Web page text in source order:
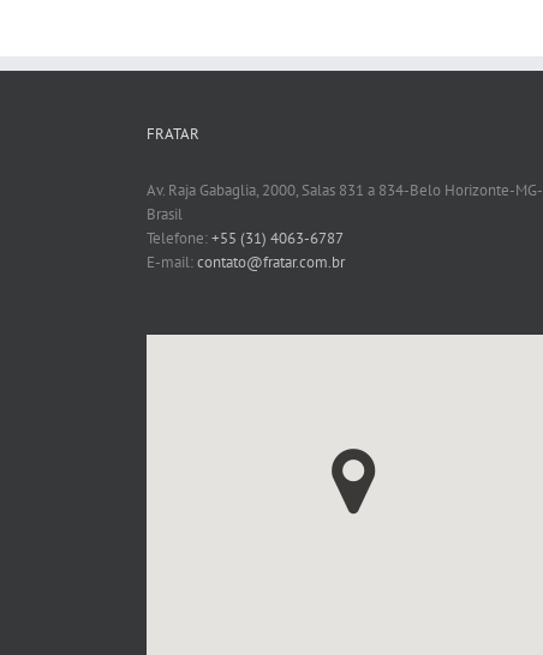
FRATAR
Av. Raja Gabaglia, 2000, Salas 831 a 834-Belo Horizonte-MG-
Brasil
Telefone:+55 (31) 4063-6787
E-mail:contato@fratar.com.br